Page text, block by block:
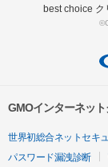
best choice ク
GMOインターネッ
世界初総合ネットセキ
パスワード漏洩診断